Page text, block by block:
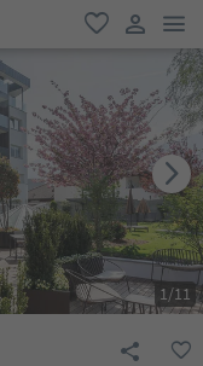
favorit
user link
1/11